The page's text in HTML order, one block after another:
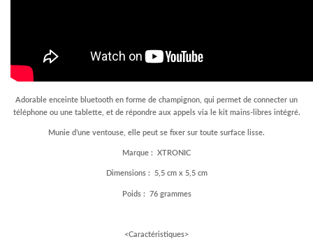
Adorable enceinte bluetooth en forme de champignon, qui permet de connecter un
téléphone ou une tablette, et de répondre aux appels via le kit mains-libres intégré.
Munie d’une ventouse, elle peut se fixer sur toute surface lisse.
Marque : XTRONIC
Dimensions : 5,5 cm x 5,5 cm
Poids : 76 grammes
<Caractéristiques>